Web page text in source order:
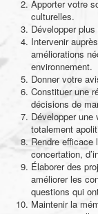
Apporter votre
culturelles.
Développer
Intervenir
améliorations
environnement.
Donner votre
Constituer une
décisions de
Développer
totalement
Rendre efficace
concertation,
Élaborer des
améliorer les
questions qui
Maintenir la